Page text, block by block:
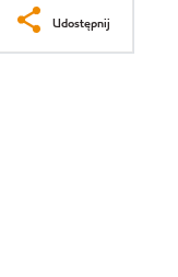
Udostępnij